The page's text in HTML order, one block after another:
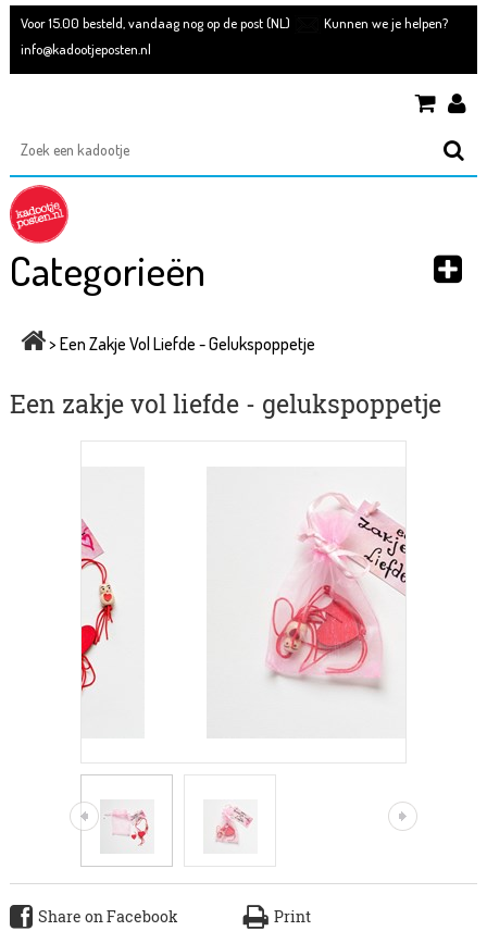
Voor 15.00 besteld, vandaag nog op de post (NL)
Kunnen we je helpen?
info@kadootjeposten.nl
Categorieën
> Een Zakje Vol Liefde - Gelukspoppetje
Een zakje vol liefde - gelukspoppetje
Share on Facebook Print